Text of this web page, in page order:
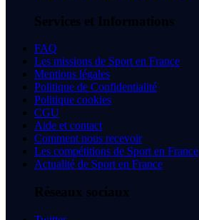
Services et Informations
FAQ
Les missions de Sport en France
Mentions légales
Politique de Confidentialité
Politique cookies
CGU
Aide et contact
Comment nous recevoir
Les compétitions de Sport en France
Actualité de Sport en France
Réseaux sociaux